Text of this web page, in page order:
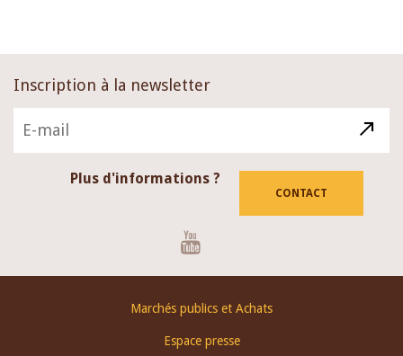
Inscription à la newsletter
Plus d'informations ?
CONTACT
Marchés publics et Achats
Espace presse